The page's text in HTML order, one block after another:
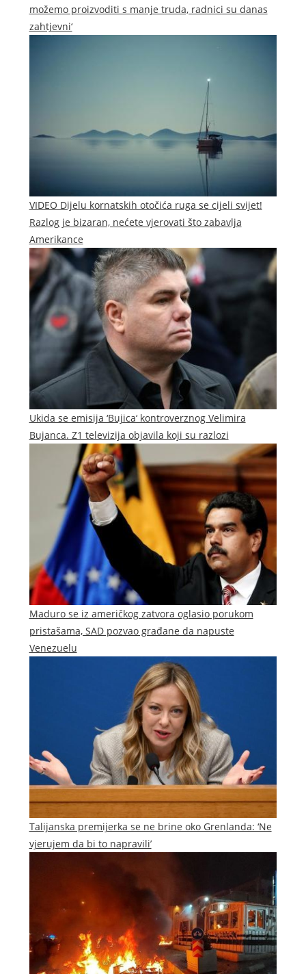
možemo proizvoditi s manje truda, radnici su danas
zahtjevni‘
VIDEO Dijelu kornatskih otočića ruga se cijeli svijet!
Razlog je bizaran, nećete vjerovati što zabavlja
Amerikance
Ukida se emisija ‘Bujica‘ kontroverznog Velimira
Bujanca. Z1 televizija objavila koji su razlozi
Maduro se iz američkog zatvora oglasio porukom
pristašama, SAD pozvao građane da napuste
Venezuelu
Talijanska premijerka se ne brine oko Grenlanda: ‘Ne
vjerujem da bi to napravili’